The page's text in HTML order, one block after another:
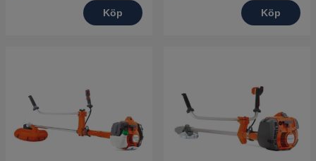
Köp Köp